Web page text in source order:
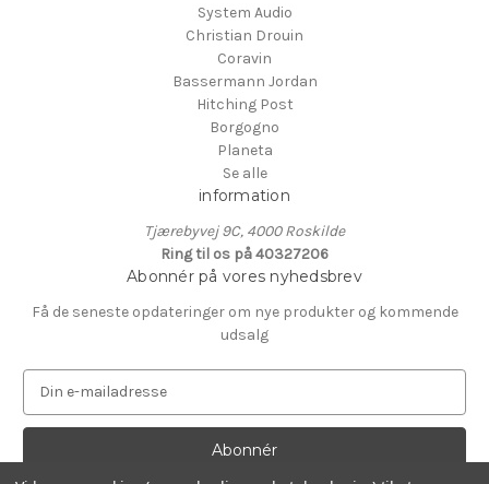
System Audio
Christian Drouin
Coravin
Bassermann Jordan
Hitching Post
Borgogno
Planeta
Se alle
information
Tjærebyvej 9C, 4000 Roskilde
Ring til os på 40327206
Abonnér på vores nyhedsbrev
Få de seneste opdateringer om nye produkter og kommende
udsalg
m